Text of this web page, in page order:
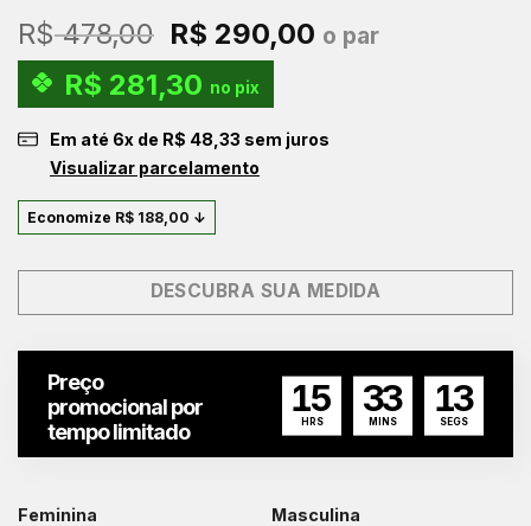
R$478,00 O
preço
original
era:
R$ 478,00.
R$ 290,00 O
R$ 290,00.
o par
R$ 281,30 no pix
Em até 6x de R$ 48,33 sem juros
Visualizar parcelamento
Economize R$ 188,00 ↓
DESCUBRA SUA MEDIDA
Preço
promocional por
tempo limitado
15
HRS
33
MINS
12
SEGS
Feminina Masculina